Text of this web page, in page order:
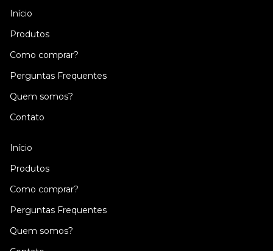
Início
Produtos
Como comprar?
Perguntas Frequentes
Quem somos?
Contato
Início
Produtos
Como comprar?
Perguntas Frequentes
Quem somos?